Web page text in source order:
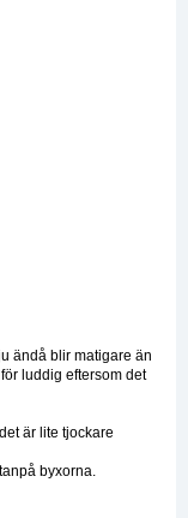
ändå blir matigare än
luddig eftersom det
är lite tjockare
byxorna.